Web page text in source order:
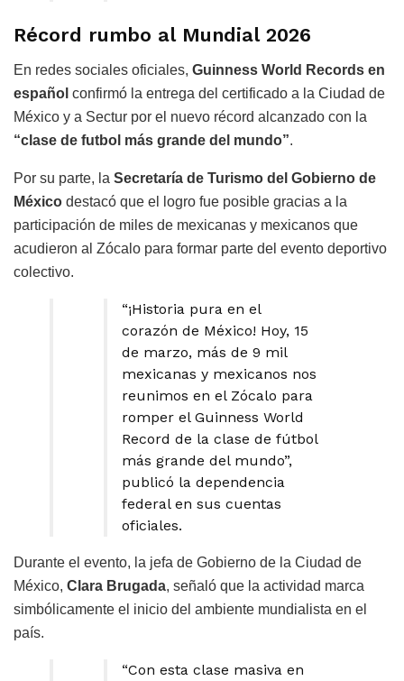
Récord rumbo al Mundial 2026
En redes sociales oficiales, Guinness World Records en
español confirmó la entrega del certificado a la Ciudad de
México y a Sectur por el nuevo récord alcanzado con la
“clase de futbol más grande del mundo”.
Por su parte, la Secretaría de Turismo del Gobierno de
México destacó que el logro fue posible gracias a la
participación de miles de mexicanas y mexicanos que
acudieron al Zócalo para formar parte del evento deportivo
colectivo.
“¡Historia pura en el
corazón de México! Hoy, 15
de marzo, más de 9 mil
mexicanas y mexicanos nos
reunimos en el Zócalo para
romper el Guinness World
Record de la clase de fútbol
más grande del mundo”,
publicó la dependencia
federal en sus cuentas
oficiales.
Durante el evento, la jefa de Gobierno de la Ciudad de
México, Clara Brugada, señaló que la actividad marca
simbólicamente el inicio del ambiente mundialista en el
país.
“Con esta clase masiva en